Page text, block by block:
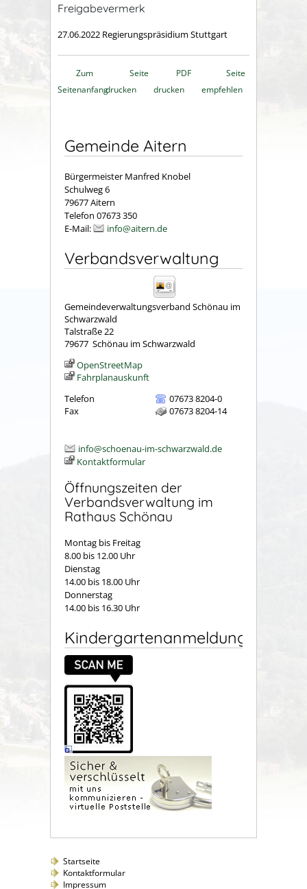
Freigabevermerk
27.06.2022 Regierungspräsidium Stuttgart
Zum
Seitenanfang
Seite
drucken
PDF
drucken
Seite
empfehlen
Gemeinde Aitern
Bürgermeister Manfred Knobel
Schulweg 6
79677 Aitern
Telefon 07673 350
E-Mail:
info@aitern.de
Verbandsverwaltung
Gemeindeverwaltungsverband Schönau im
Schwarzwald
Talstraße 22
79677 Schönau im Schwarzwald
OpenStreetMap
Fahrplanauskunft
Telefon
07673 8204-0
Fax
07673 8204-14
info@schoenau-im-schwarzwald.de
Kontaktformular
Öffnungszeiten der
Verbandsverwaltung im
Rathaus Schönau
Montag bis Freitag
8.00 bis 12.00 Uhr
Dienstag
14.00 bis 18.00 Uhr
Donnerstag
14.00 bis 16.30 Uhr
Kindergartenanmeldung
Startseite
Kontaktformular
Impressum